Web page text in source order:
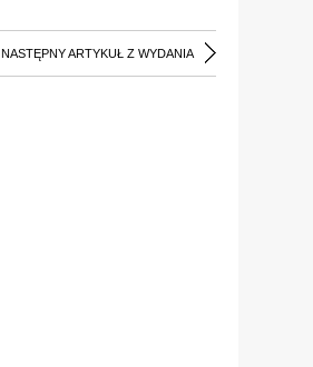
NASTĘPNY ARTYKUŁ Z WYDANIA